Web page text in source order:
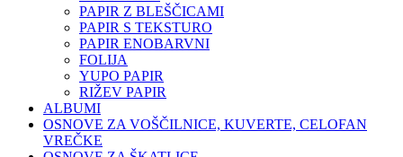
PAPIR Z BLEŠČICAMI
PAPIR S TEKSTURO
PAPIR ENOBARVNI
FOLIJA
YUPO PAPIR
RIŽEV PAPIR
ALBUMI
OSNOVE ZA VOŠČILNICE, KUVERTE, CELOFAN
VREČKE